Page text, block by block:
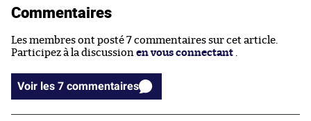
Commentaires
Les membres ont posté 7 commentaires sur cet article.
Participez à la discussion en vous connectant
Voir les 7 commentaires